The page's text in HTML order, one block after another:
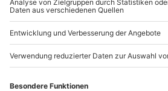
Malkurs Zwickau (7
-